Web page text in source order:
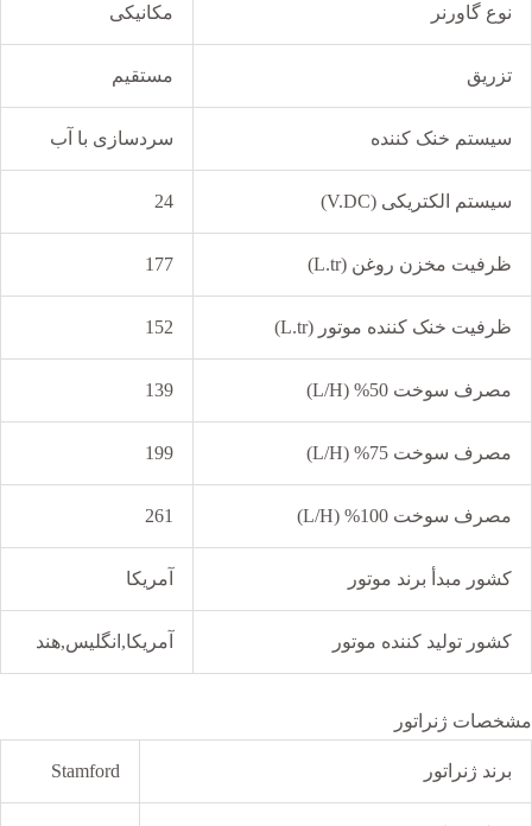
نوع گاورنر مکانیکی
تزریق مستقیم
سیستم خنک کننده سردسازی با آب
سیستم الکتریکی (V.DC) 24
ظرفیت مخزن روغن (L.tr) 177
ظرفیت خنک کننده موتور (L.tr) 152
مصرف سوخت 50% (L/H) 139
مصرف سوخت 75% (L/H) 199
مصرف سوخت 100% (L/H) 261
کشور مبدأ برند موتور آمریکا
کشور تولید کننده موتور آمریکا,انگلیس,هند
مشخصات ژنراتور
برند ژنراتور Stamford